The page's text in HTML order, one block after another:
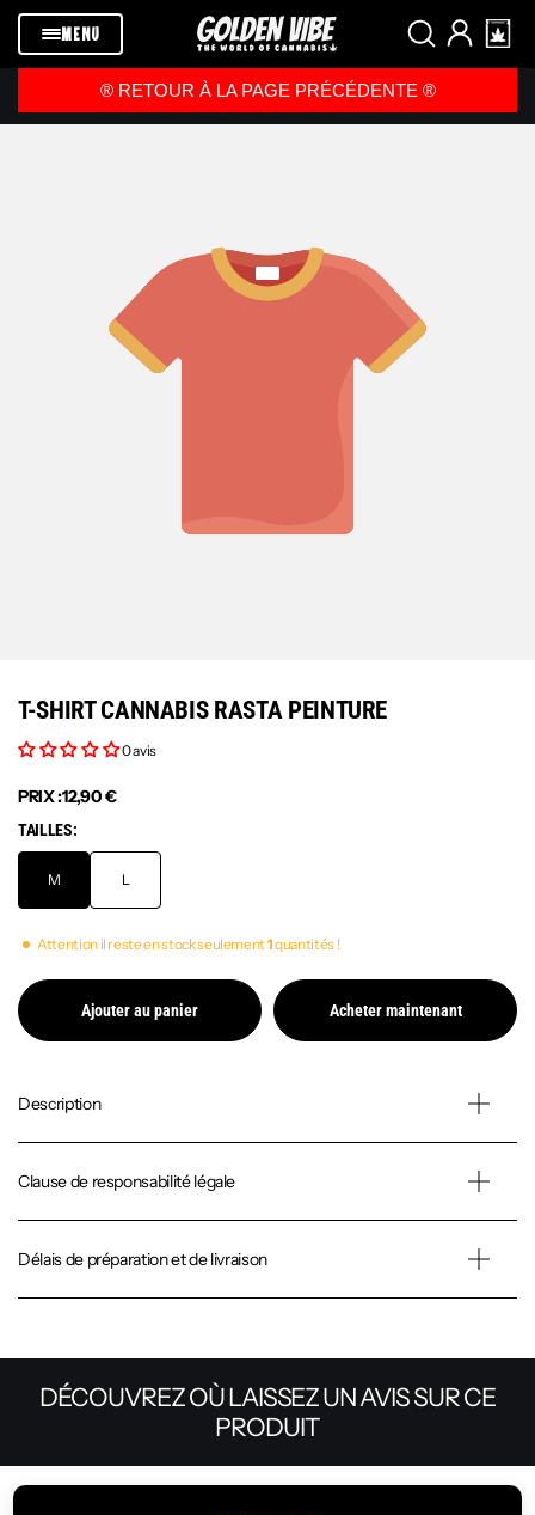
Passer au
contenuMENU
®️ RETOUR À LA PAGE PRÉCÉDENTE ®️
T-SHIRT CANNABIS RASTA PEINTURE
0 avis
PRIX :12,90 €
TAILLES:
M L
Attention il reste en stock seulement1quantités !
Ajouter au panier Acheter maintenant
Description
Clause de responsabilité légale
Délais de préparation et de livraison
DÉCOUVREZ OÙ LAISSEZ UN AVIS SUR CE
PRODUIT